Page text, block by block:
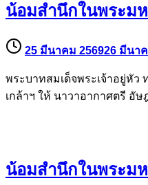
น้อมสำนึกในพระม
25 มีนาคม 256926 มีนา
พระบาทสมเด็จพระเจ้าอยู่หั
เกล้าฯ ให้ นาวาอากาศตรี อั
น้อมสำนึกในพระม